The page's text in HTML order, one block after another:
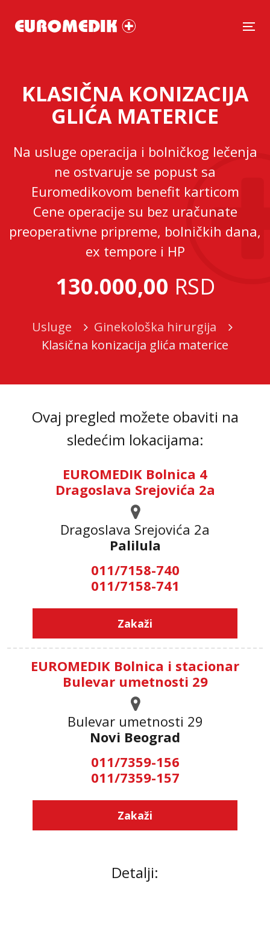
KLASIČNA KONIZACIJA
GLIĆA MATERICE
Na usluge operacija i bolničkog lečenja
ne ostvaruje se popust sa
Euromedikovom benefit karticom
Cene operacije su bez uračunate
preoperativne pripreme, bolničkih dana,
ex tempore i HP
130.000,00 RSD
Usluge
Ginekološka hirurgija
Klasična konizacija glića materice
Ovaj pregled možete obaviti na
sledećim lokacijama:
EUROMEDIK Bolnica 4
Dragoslava Srejovića 2a
Dragoslava Srejovića 2а
Palilula
011/7158-740
011/7158-741
Zakaži
EUROMEDIK Bolnica i stacionar
Bulevar umetnosti 29
Bulevar umetnosti 29
Novi Beograd
011/7359-156
011/7359-157
Zakaži
Detalji: